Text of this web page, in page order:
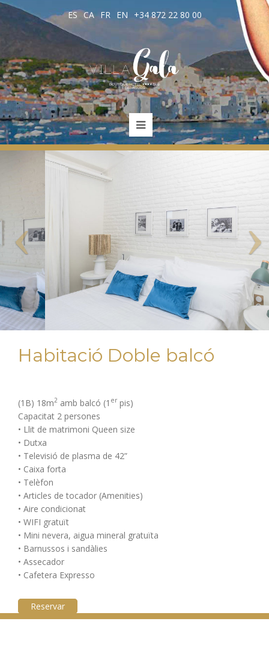
ES CA FR EN +34 872 22 80 00
Habitació Doble balcó
(1B) 18m2 amb balcó (1 erpis)
Capacitat 2 persones
• Llit de matrimoni Queen size
• Dutxa
• Televisió de plasma de 42”
• Caixa forta
• Telèfon
• Articles de tocador (Amenities)
• Aire condicionat
• WIFI gratuït
• Mini nevera, aigua mineral gratuïta
• Barnussos i sandàlies
• Assecador
• Cafetera Expresso
Reservar